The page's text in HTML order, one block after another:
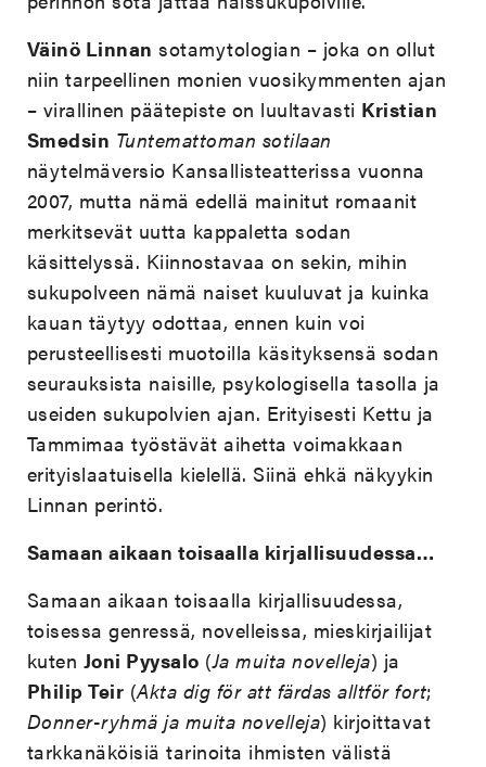
Väinö Linnan sotamytologian – joka on ollut
niin tarpeellinen monien vuosikymmenten ajan
– virallinen päätepiste on luultavasti Kristian
Smedsin Tuntemattoman sotilaan
näytelmäversio Kansallisteatterissa vuonna
2007, mutta nämä edellä mainitut romaanit
merkitsevät uutta kappaletta sodan
käsittelyssä. Kiinnostavaa on sekin, mihin
sukupolveen nämä naiset kuuluvat ja kuinka
kauan täytyy odottaa, ennen kuin voi
perusteellisesti muotoilla käsityksensä sodan
seurauksista naisille, psykologisella tasolla ja
useiden sukupolvien ajan. Erityisesti Kettu ja
Tammimaa työstävät aihetta voimakkaan
erityislaatuisella kielellä. Siinä ehkä näkyykin
Linnan perintö.
Samaan aikaan toisaalla kirjallisuudessa…
Samaan aikaan toisaalla kirjallisuudessa,
toisessa genressä, novelleissa, mieskirjailijat
kuten Joni Pyysalo (Ja muita novelleja) ja
Philip Teir (Akta dig för att färdas alltför fort;
Donner-ryhmä ja muita novelleja) kirjoittavat
tarkkanäköisiä tarinoita ihmisten välistä